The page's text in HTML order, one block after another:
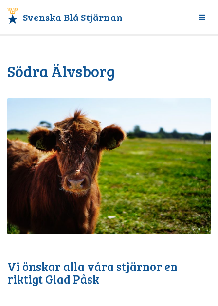
Svenska Blå Stjärnan
Växla
Södra Älvsborg
Vi önskar alla våra stjärnor en
riktigt Glad Påsk